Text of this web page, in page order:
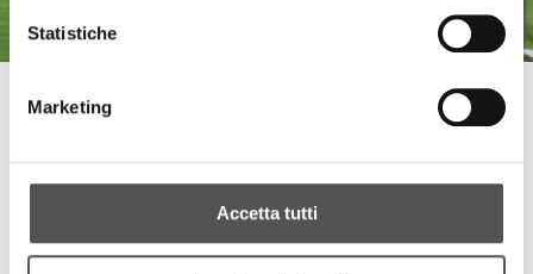
Statistiche
Marketing
Accetta tutti
ALL HIGHLIGHTS